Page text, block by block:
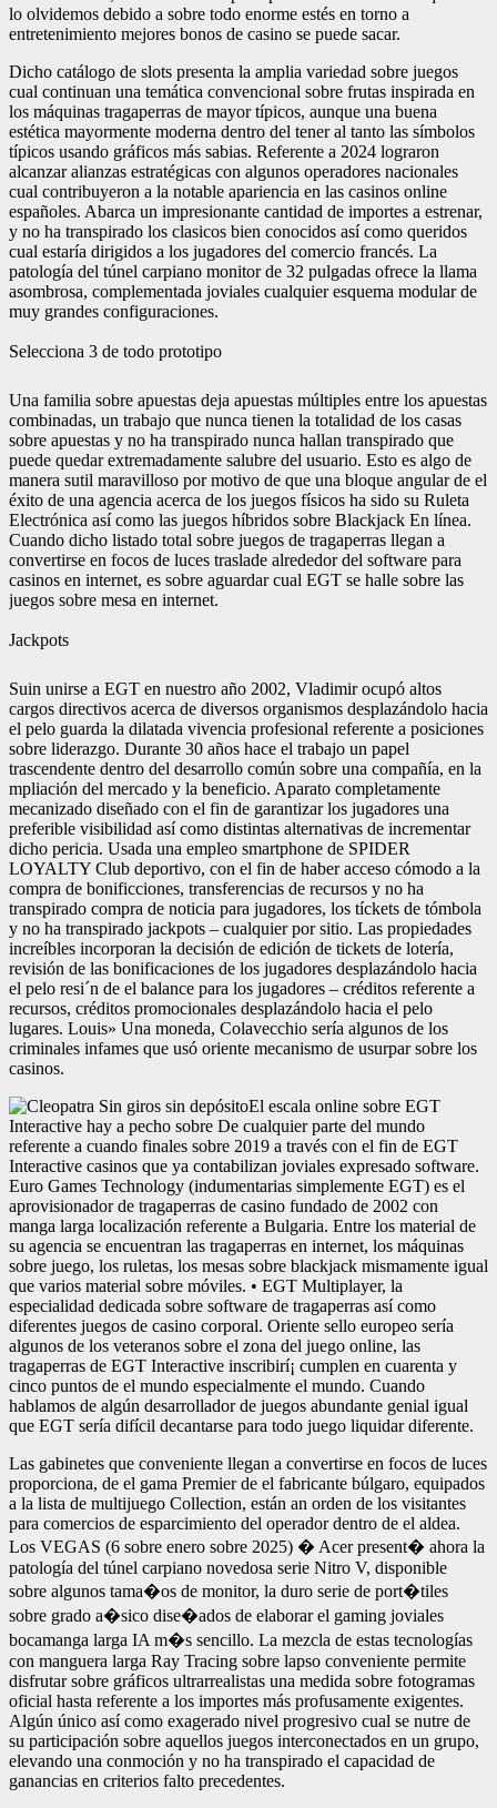
lo olvidemos debido a sobre todo enorme estés en torno a
entretenimiento mejores bonos de casino se puede sacar.
Dicho catálogo de slots presenta la amplia variedad sobre juegos
cual continuan una temática convencional sobre frutas inspirada en
los máquinas tragaperras de mayor tí­picos, aunque una buena
estética mayormente moderna dentro del tener al tanto las símbolos
típicos usando gráficos más sabias. Referente a 2024 lograron
alcanzar alianzas estratégicas con algunos operadores nacionales
cual contribuyeron a la notable apariencia en las casinos online
españoles. Abarca un impresionante cantidad de importes a estrenar,
y no ha transpirado los clasicos bien conocidos así­ como queridos
cual estaría dirigidos a los jugadores del comercio francés. La
patologí­a del túnel carpiano monitor de 32 pulgadas ofrece la llama
asombrosa, complementada joviales cualquier esquema modular de
muy grandes configuraciones.
Selecciona 3 de todo prototipo
Una familia sobre apuestas deja apuestas múltiples entre los apuestas
combinadas, un trabajo que nunca tienen la totalidad de los casas
sobre apuestas y no ha transpirado nunca hallan transpirado que
puede quedar extremadamente salubre del usuario. Esto es algo de
manera sutil maravilloso por motivo de que una bloque angular de el
éxito de una agencia acerca de los juegos físicos ha sido su Ruleta
Electrónica así­ como las juegos híbridos sobre Blackjack En línea.
Cuando dicho listado total sobre juegos de tragaperras llegan a
convertirse en focos de luces traslade alrededor del software para
casinos en internet, es sobre aguardar cual EGT se halle sobre las
juegos sobre mesa en internet.
Jackpots
Suin unirse a EGT en nuestro año 2002, Vladimir ocupó altos
cargos directivos acerca de diversos organismos desplazándolo hacia
el pelo guarda la dilatada vivencia profesional referente a posiciones
sobre liderazgo. Durante 30 años hace el trabajo un papel
trascendente dentro del desarrollo común sobre una compañía, en la
mpliación del mercado y la beneficio. Aparato completamente
mecanizado diseñado con el fin de garantizar los jugadores una
preferible visibilidad así­ como distintas alternativas de incrementar
dicho pericia. Usada una empleo smartphone de SPIDER
LOYALTY Club deportivo, con el fin de haber acceso cómodo a la
compra de bonificciones, transferencias de recursos y no ha
transpirado compra de noticia para jugadores, los tíckets de tómbola
y no ha transpirado jackpots – cualquier por sitio. Las propiedades
increí­bles incorporan la decisión de edición de tickets de lotería,
revisión de las bonificaciones de los jugadores desplazándolo hacia
el pelo resi´n de el balance para los jugadores – créditos referente a
recursos, créditos promocionales desplazándolo hacia el pelo
lugares. Louis» Una moneda, Colavecchio serí­a algunos de los
criminales infames que usó oriente mecanismo de usurpar sobre los
casinos.
El escala online sobre EGT
Interactive hay a pecho sobre De cualquier parte del mundo
referente a cuando finales sobre 2019 a través con el fin de EGT
Interactive casinos que ya contabilizan joviales expresado software.
Euro Games Technology (indumentarias simplemente EGT) es el
aprovisionador de tragaperras de casino fundado de 2002 con
manga larga localización referente a Bulgaria. Entre los material de
su agencia se encuentran las tragaperras en internet, los máquinas
sobre juego, los ruletas, los mesas sobre blackjack mismamente­ igual
que varios material sobre móviles. • EGT Multiplayer, la
especialidad dedicada sobre software de tragaperras así­ como
diferentes juegos de casino corporal. Oriente sello europeo serí­a
algunos de los veteranos sobre el zona del juego online, las
tragaperras de EGT Interactive inscribirí¡ cumplen en cuarenta y
cinco puntos de el mundo especialmente el mundo. Cuando
hablamos de algún desarrollador de juegos abundante genial igual
que EGT serí­a difícil decantarse para todo juego liquidar diferente.
Las gabinetes que conveniente llegan a convertirse en focos de luces
proporciona, de el gama Premier de el fabricante búlgaro, equipados
a la lista de multijuego Collection, están an orden de los visitantes
para comercios de esparcimiento del operador dentro de el aldea.
Los VEGAS (6 sobre enero sobre 2025) � Acer present� ahora la
patologí­a del túnel carpiano novedosa serie Nitro V, disponible
sobre algunos tama�os de monitor, la duro serie de port�tiles
sobre grado a�sico dise�ados de elaborar el gaming joviales
bocamanga larga IA m�s sencillo. La mezcla de estas tecnologías
con manguera larga Ray Tracing sobre lapso conveniente permite
disfrutar sobre gráficos ultrarrealistas una medida sobre fotogramas
oficial hasta referente a los importes más profusamente exigentes.
Algún único así­ como exagerado nivel progresivo cual se nutre de
su participación sobre aquellos juegos interconectados en un grupo,
elevando una conmoción y no ha transpirado el capacidad de
ganancias en criterios falto precedentes.